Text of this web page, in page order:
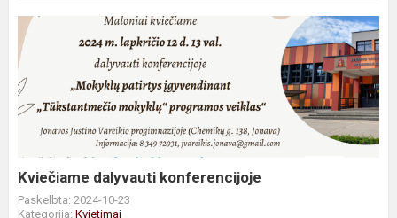
Kviečiame
dalyvauti
konferencijoje
Kviečiame dalyvauti konferencijoje
Paskelbta: 2024-10-23
Kategorija: Kvietimai